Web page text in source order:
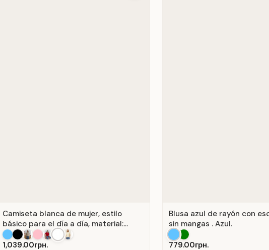
Camiseta blanca de mujer, estilo
básico para el día a día, material:
Algodón Blanco.
1,039.00грн.
Blusa azul de rayón con
sin mangas . Azul.
779.00грн.